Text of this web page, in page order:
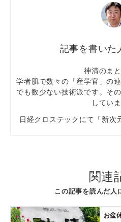
神清のまと
学者肌で数々の「産学官」の
でも数少ない技術派です。そ
していま
日経クロステックにて「新次
関連
この記事を読んだ人
お盆